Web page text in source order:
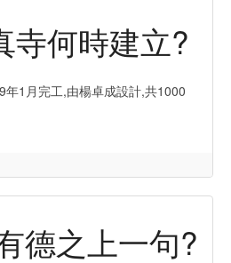
寺何時建立?
1月完工,由楊卓成設計,共1000
德之上一句?